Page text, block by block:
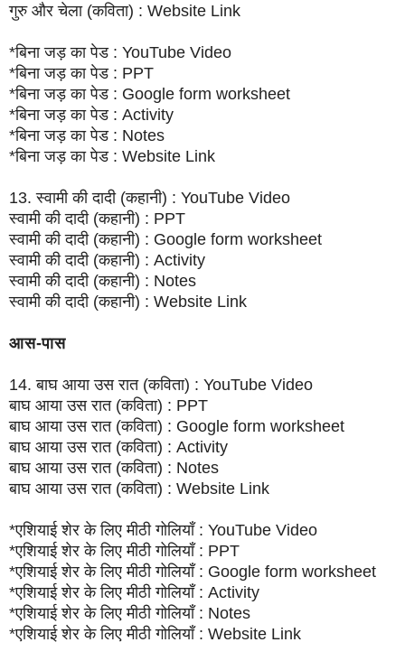
गुरु और चेला (कविता) : Website Link
*बिना जड़ का पेड : YouTube Video
*बिना जड़ का पेड : PPT
*बिना जड़ का पेड : Google form worksheet
*बिना जड़ का पेड : Activity
*बिना जड़ का पेड : Notes
*बिना जड़ का पेड : Website Link
13. स्वामी की दादी (कहानी) : YouTube Video
स्वामी की दादी (कहानी) : PPT
स्वामी की दादी (कहानी) : Google form worksheet
स्वामी की दादी (कहानी) : Activity
स्वामी की दादी (कहानी) : Notes
स्वामी की दादी (कहानी) : Website Link
आस-पास
14. बाघ आया उस रात (कविता) : YouTube Video
बाघ आया उस रात (कविता) : PPT
बाघ आया उस रात (कविता) : Google form worksheet
बाघ आया उस रात (कविता) : Activity
बाघ आया उस रात (कविता) : Notes
बाघ आया उस रात (कविता) : Website Link
*एशियाई शेर के लिए मीठी गोलियाँ : YouTube Video
*एशियाई शेर के लिए मीठी गोलियाँ : PPT
*एशियाई शेर के लिए मीठी गोलियाँ : Google form worksheet
*एशियाई शेर के लिए मीठी गोलियाँ : Activity
*एशियाई शेर के लिए मीठी गोलियाँ : Notes
*एशियाई शेर के लिए मीठी गोलियाँ : Website Link